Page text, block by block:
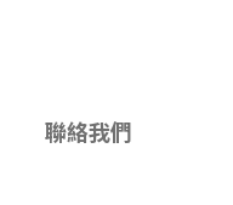
聯絡我們